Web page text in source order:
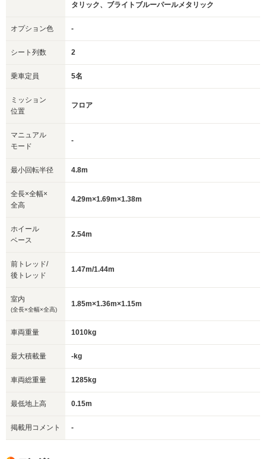
タリック、ブライトブルーパールメタリック
オプション色 -
シート列数 2
乗車定員 5名
ミッション
位置
フロア
マニュアル
モード
-
最小回転半径 4.8m
全長×全幅×
全高
4.29m×1.69m×1.38m
ホイール
ベース
2.54m
前トレッド/
後トレッド
1.47m/1.44m
室内
(全長×全幅×全高)
1.85m×1.36m×1.15m
車両重量 1010kg
最大積載量 -kg
車両総重量 1285kg
最低地上高 0.15m
掲載用コメント -